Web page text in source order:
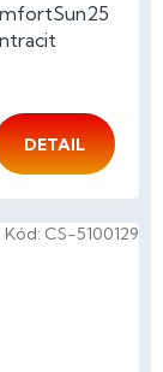
DETAIL
Kód: CS-5100129